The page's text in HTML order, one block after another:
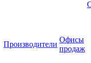
Производители
Офисы
продаж